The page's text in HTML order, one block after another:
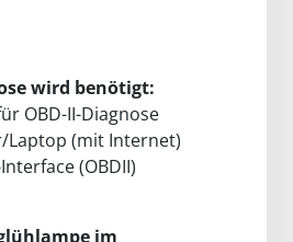
wird benötigt:
OBD-II-Diagnose
Laptop (mit Internet)
(OBDII)
im